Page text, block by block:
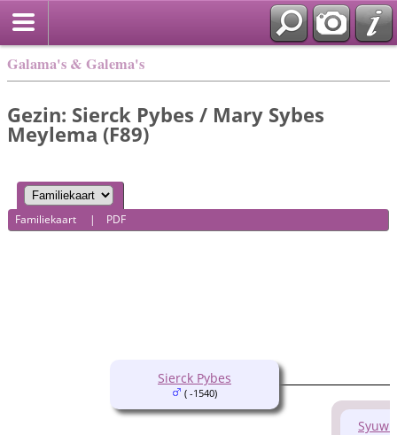
Galama's & Galema's
Gezin: Sierck Pybes / Mary Sybes
Meylema (F89)
Familiekaart | PDF
Sierck Pybes
( -1540)
Syuw